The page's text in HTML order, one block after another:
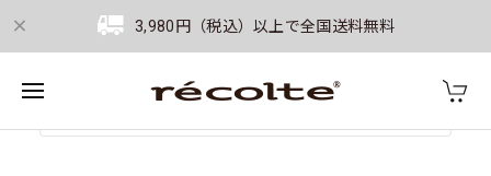
3,980円（税込）以上で全国送料無料